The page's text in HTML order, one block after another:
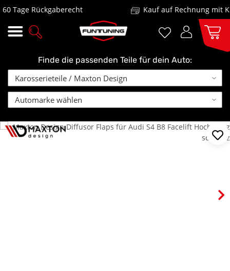
Tage Rückgaberecht Kauf auf Rechnung mit
Finde die passenden Teile für dein Auto: